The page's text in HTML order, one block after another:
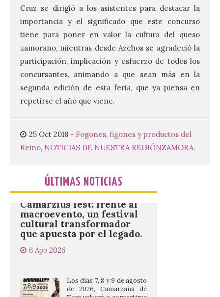
Cruz se dirigió a los asistentes para destacar la
importancia y el significado que este concurso
tiene para poner en valor la cultura del queso
zamorano, mientras desde Azehos se agradeció la
participación, implicación y esfuerzo de todos los
concursantes, animando a que sean más en la
segunda edición de esta feria, que ya piensa en
repetirse el año que viene.
25 Oct 2018 - Fogones, figones y productos del
Reino, NOTICIAS DE NUESTRA REGIÓNZAMORA.
ÚLTIMAS NOTICIAS
carretera CL 626 con
motivo de la marcha en
defensa de FEVE
6 Ago 2026
Nueva edición de León
de…viaje. Una iniciativa
organizado por la sección
juvenil de la Asociación
Enróllate, la Asociación
jóvenes “Enredando.info”. Eduardo
Morán nos envía desde la carretera […]
Camarzius fest: frente al
macroevento, un festival
cultural transformador
que apuesta por el legado.
6 Ago 2026
en punto de encuentro,
con la Villa Romana de